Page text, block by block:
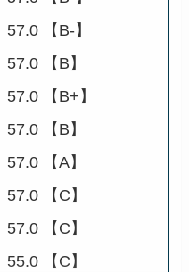
【B-】
【B】
【B+】
【B】
【A】
【C】
【C】
【C】